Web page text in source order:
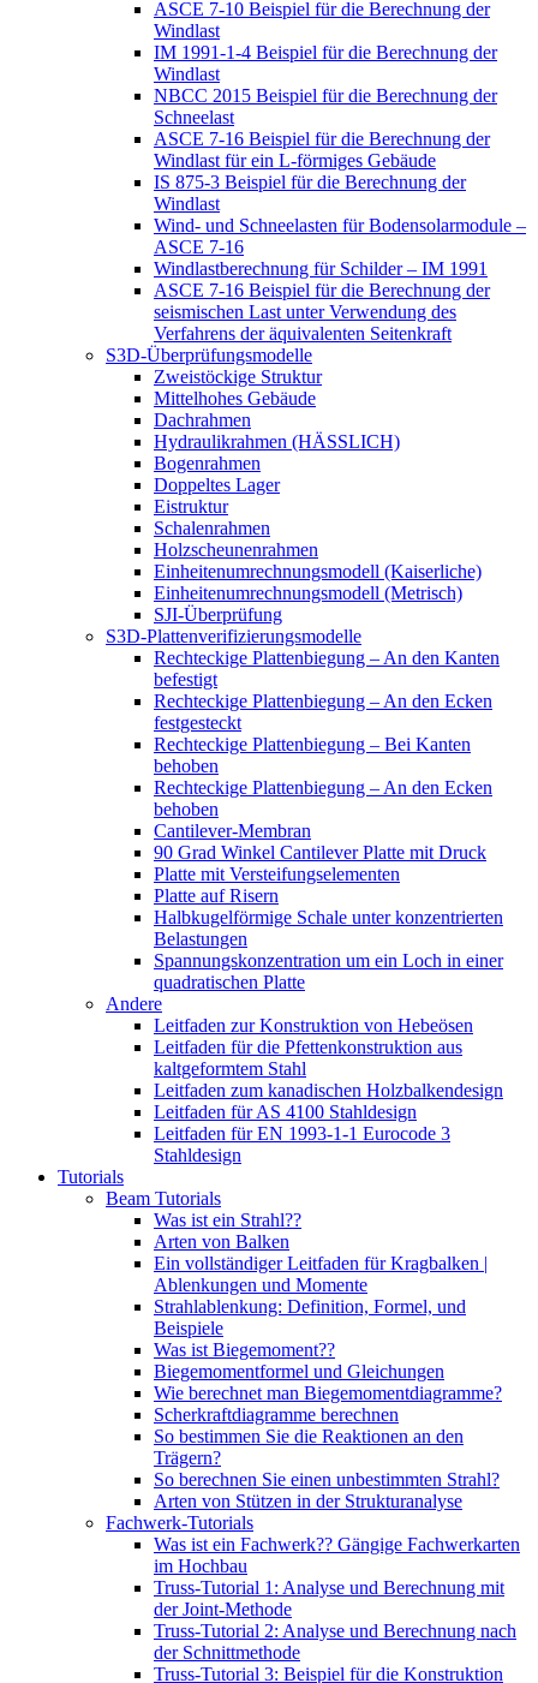
ASCE 7-10 Beispiel für die Berechnung der
Windlast
IM 1991-1-4 Beispiel für die Berechnung der
Windlast
NBCC 2015 Beispiel für die Berechnung der
Schneelast
ASCE 7-16 Beispiel für die Berechnung der
Windlast für ein L-förmiges Gebäude
IS 875-3 Beispiel für die Berechnung der
Windlast
Wind- und Schneelasten für Bodensolarmodule –
ASCE 7-16
Windlastberechnung für Schilder – IM 1991
ASCE 7-16 Beispiel für die Berechnung der
seismischen Last unter Verwendung des
Verfahrens der äquivalenten Seitenkraft
S3D-Überprüfungsmodelle
Zweistöckige Struktur
Mittelhohes Gebäude
Dachrahmen
Hydraulikrahmen (HÄSSLICH)
Bogenrahmen
Doppeltes Lager
Eistruktur
Schalenrahmen
Holzscheunenrahmen
Einheitenumrechnungsmodell (Kaiserliche)
Einheitenumrechnungsmodell (Metrisch)
SJI-Überprüfung
S3D-Plattenverifizierungsmodelle
Rechteckige Plattenbiegung – An den Kanten
befestigt
Rechteckige Plattenbiegung – An den Ecken
festgesteckt
Rechteckige Plattenbiegung – Bei Kanten
behoben
Rechteckige Plattenbiegung – An den Ecken
behoben
Cantilever-Membran
90 Grad Winkel Cantilever Platte mit Druck
Platte mit Versteifungselementen
Platte auf Risern
Halbkugelförmige Schale unter konzentrierten
Belastungen
Spannungskonzentration um ein Loch in einer
quadratischen Platte
Andere
Leitfaden zur Konstruktion von Hebeösen
Leitfaden für die Pfettenkonstruktion aus
kaltgeformtem Stahl
Leitfaden zum kanadischen Holzbalkendesign
Leitfaden für AS 4100 Stahldesign
Leitfaden für EN 1993-1-1 Eurocode 3
Stahldesign
Tutorials
Beam Tutorials
Was ist ein Strahl??
Arten von Balken
Ein vollständiger Leitfaden für Kragbalken |
Ablenkungen und Momente
Strahlablenkung: Definition, Formel, und
Beispiele
Was ist Biegemoment??
Biegemomentformel und Gleichungen
Wie berechnet man Biegemomentdiagramme?
Scherkraftdiagramme berechnen
So bestimmen Sie die Reaktionen an den
Trägern?
So berechnen Sie einen unbestimmten Strahl?
Arten von Stützen in der Strukturanalyse
Fachwerk-Tutorials
Was ist ein Fachwerk?? Gängige Fachwerkarten
im Hochbau
Truss-Tutorial 1: Analyse und Berechnung mit
der Joint-Methode
Truss-Tutorial 2: Analyse und Berechnung nach
der Schnittmethode
Truss-Tutorial 3: Beispiel für die Konstruktion